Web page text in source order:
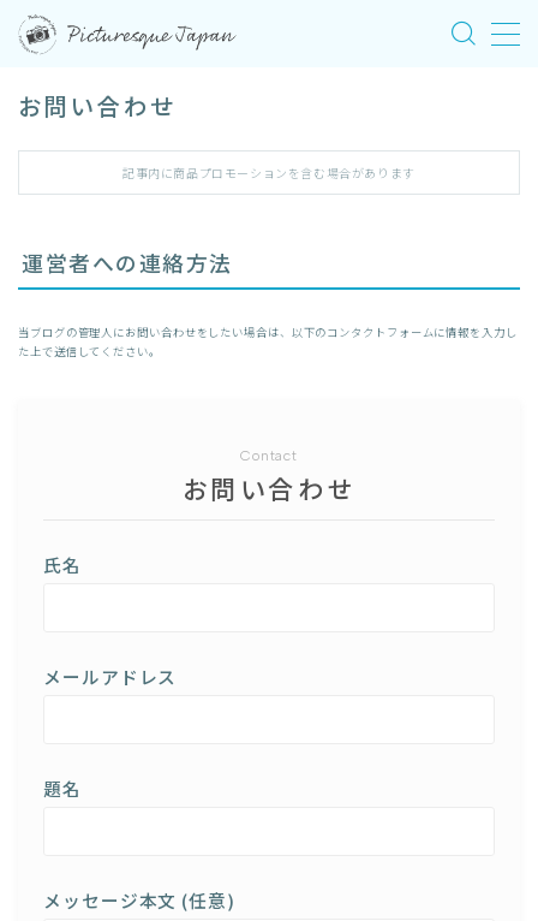
長野
運営者情報
お問い合わせ
記事内に商品プロモーションを含む場合があります
運営者への連絡方法
当ブログの管理人にお問い合わせをしたい場合は、以下のコンタクトフォームに情報を入力し
た上で送信してください。
Contact
お問い合わせ
氏名
メールアドレス
題名
メッセージ本文 (任意)